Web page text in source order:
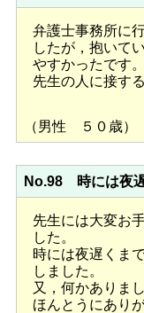
弁護士事務所に
したが，抱いて
やすかったです。
先生の人に接す
（男性 ５０歳）
No.98 時には夜
先生には大変お
した。
時には夜遅くま
しました。
又，何かありま
ほんとうにあり